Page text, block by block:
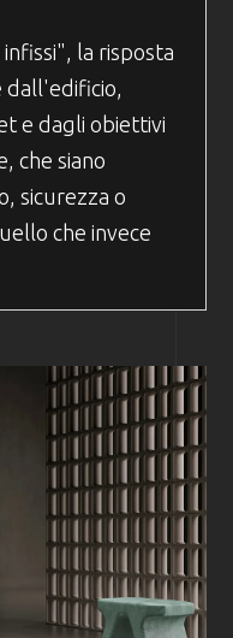
la risposta
dall'edificio,
e dagli obiettivi
che siano
sicurezza o
che invece